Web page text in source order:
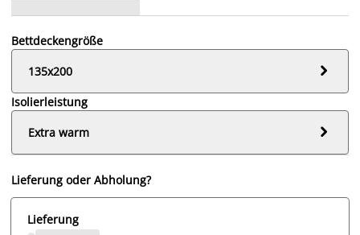
Bettdeckengröße
135x200

Isolierleistung
Extra warm

Lieferung oder Abholung?
Lieferung